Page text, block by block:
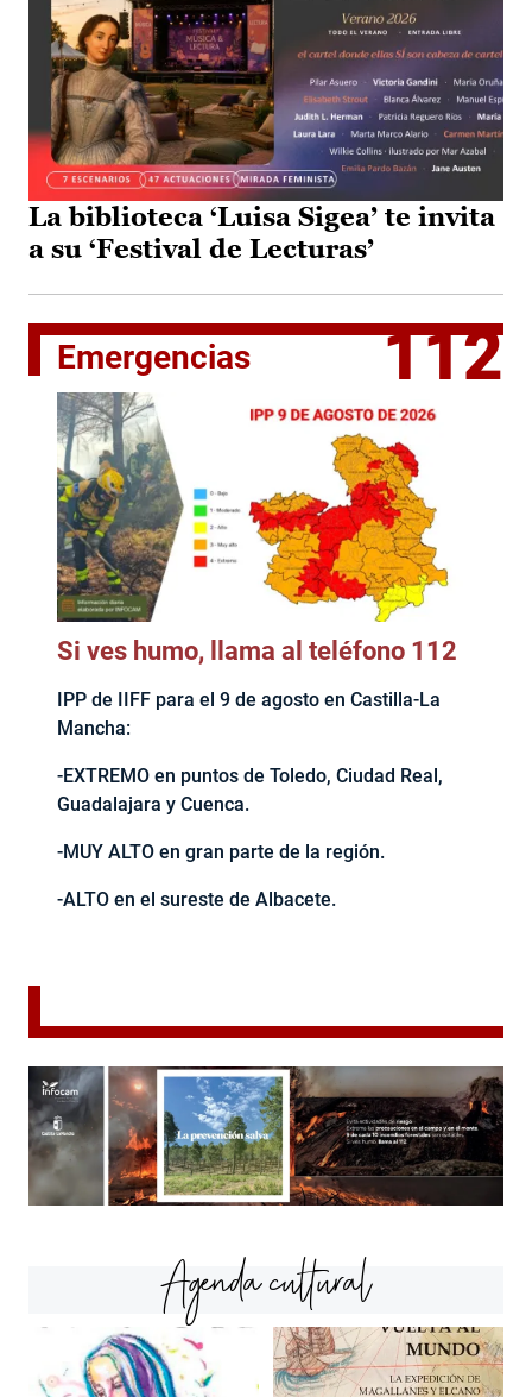
La biblioteca ‘Luisa Sigea’ te invita
a su ‘Festival de Lecturas’
Emergencias 112
Si ves humo, llama al teléfono 112
IPP de IIFF para el 9 de agosto en Castilla-La
Mancha:
-EXTREMO en puntos de Toledo, Ciudad Real,
Guadalajara y Cuenca.
-MUY ALTO en gran parte de la región.
-ALTO en el sureste de Albacete.
Agenda cultural